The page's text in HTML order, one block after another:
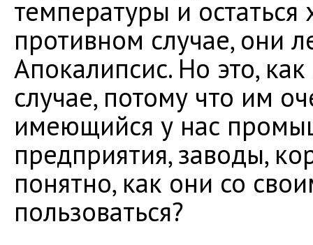
температуры и
противном случае, они
Апокалипсис. Но это,
случае, потому что им
имеющийся у нас
предприятия, заводы,
понятно, как они со
пользоваться?